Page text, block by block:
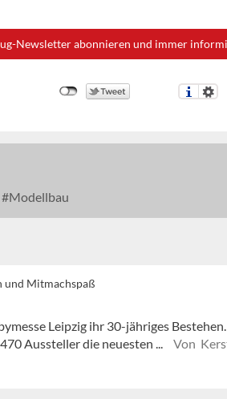
Newsletter abonnieren und immer
Modellbau
und Mitmachspaß
Leipzig ihr 30-jähriges Bestehen.
Aussteller die neuesten ...
Von